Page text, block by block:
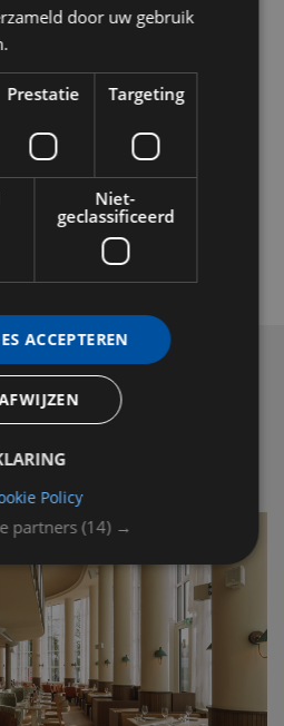
worden voor zowel lokale
OOK
door uw gebruik
partners(14) →
Prestatie Targeting
Niet-
geclassificeerd
ACCEPTEREN
Policy